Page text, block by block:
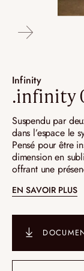
Infinity
.infinity
Suspendu par
dans l’espace le
Pensé pour être
dimension en
offrant une
aérien et
une
EN SAVOIR PLUS